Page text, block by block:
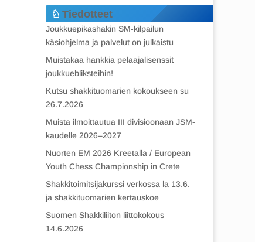
Tiedotteet
Joukkuepikashakin SM-kilpailun
käsiohjelma ja palvelut on julkaistu
Muistakaa hankkia pelaajalisenssit
joukkuebliksteihin!
Kutsu shakkituomarien kokoukseen su
26.7.2026
Muista ilmoittautua III divisioonaan JSM-
kaudelle 2026–2027
Nuorten EM 2026 Kreetalla / European
Youth Chess Championship in Crete
Shakkitoimitsijakurssi verkossa la 13.6.
ja shakkituomarien kertauskoe
Suomen Shakkiliiton liittokokous
14.6.2026